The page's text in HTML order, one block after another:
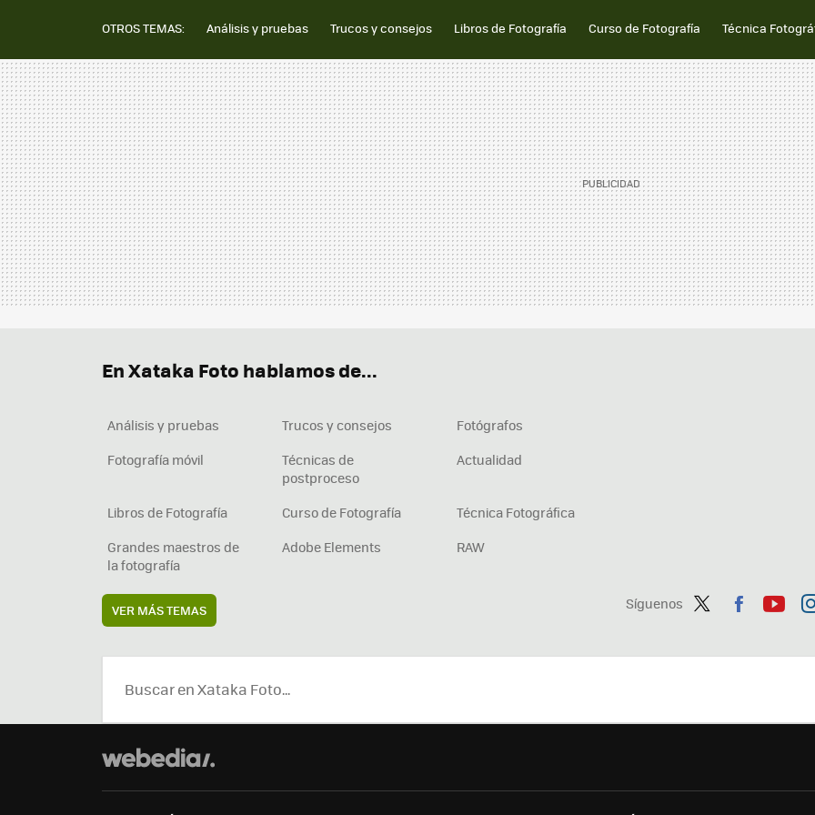
OTROS TEMAS: Análisis y pruebas Trucos y consejos Libros de Fotografía Curso de Fotografía Técnica
Síguenos
ter
ebo tub
En Xataka Foto hablamos de...
Análisis y pruebas Trucos y consejos
Fotógrafos
Fotografía móvil
Técnicas de
postproceso
Actualidad
Libros de Fotografía Curso de Fotografía
Técnica Fotográfica
Grandes maestros de
la fotografía
Adobe Elements RAW
VER MÁS TEMAS